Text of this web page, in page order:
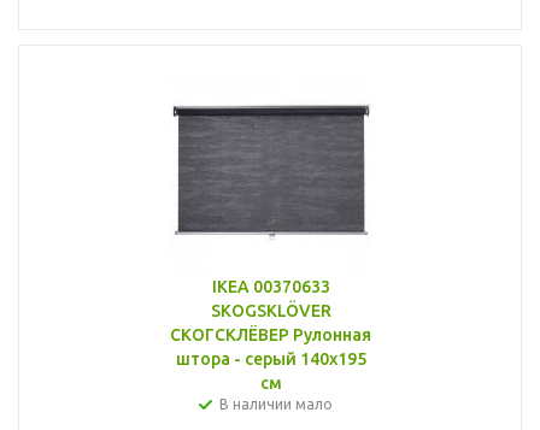
IKEA 00370633
SKOGSKLÖVER
СКОГСКЛЁВЕР Рулонная
штора - серый 140x195
см
В наличии мало